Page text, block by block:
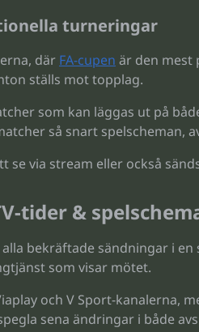
turneringar
där FA-cupen är den mest
ställs mot topplag.
som kan läggas ut på
så snart spelscheman,
via stream eller också
tider &
bekräftade sändningar i
som visar mötet.
och V Sport-kanalerna,
sena ändringar i både